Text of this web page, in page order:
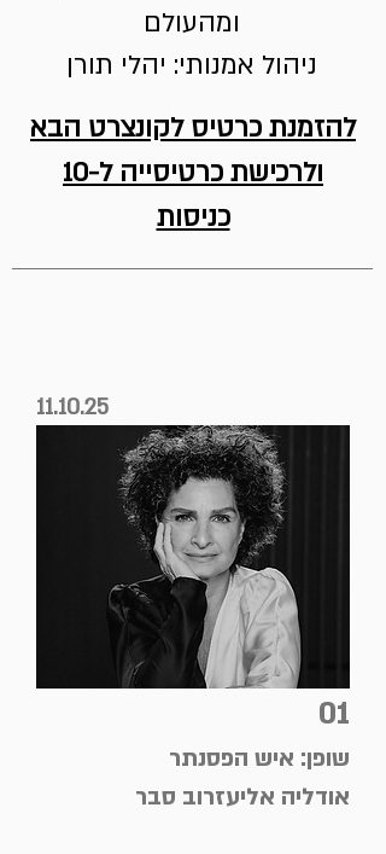
ומהעולם
ניהול אמנותי: יהלי תורן
להזמנת כרטיס לקונצרט הבא
ולרכישת כרטיסייה ל-10
כניסות
11.10.25
01
שופן: איש הפסנתר
אודליה אליעזרוב סבר